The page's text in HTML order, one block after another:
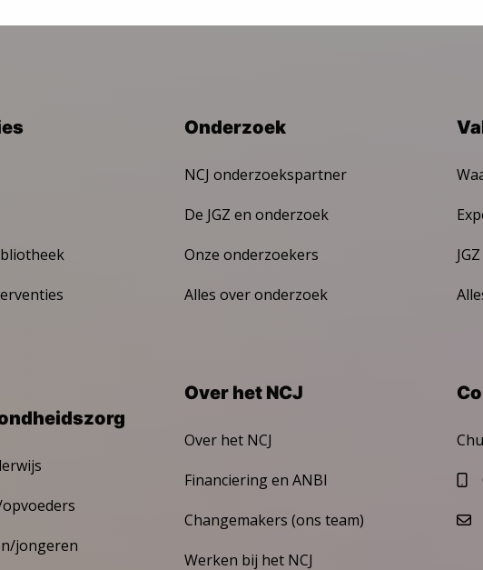
Onderzoek
NCJ onderzoekspartner
De JGZ en onderzoek
Onze onderzoekers
Alles over onderzoek
jongeren
Over het NCJ
Over het NCJ
Financiering en ANBI
Changemakers (ons team)
Werken bij het NCJ